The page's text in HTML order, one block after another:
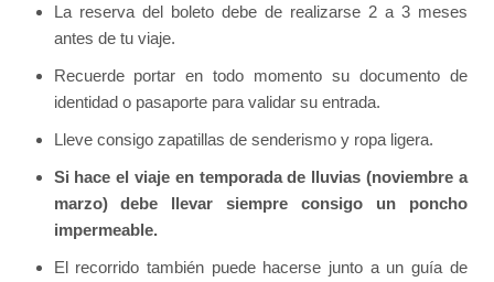
La reserva del boleto debe de realizarse 2 a 3 meses
antes de tu viaje.
Recuerde portar en todo momento su documento de
identidad o pasaporte para validar su entrada.
Lleve consigo zapatillas de senderismo y ropa ligera.
Si hace el viaje en temporada de lluvias (noviembre a
marzo) debe llevar siempre consigo un poncho
impermeable.
El recorrido también puede hacerse junto a un guía de